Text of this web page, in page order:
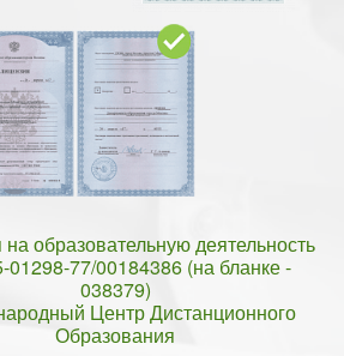
образовательную деятельность
77/00184386 (на бланке -
038379)
Центр Дистанционного
Образования